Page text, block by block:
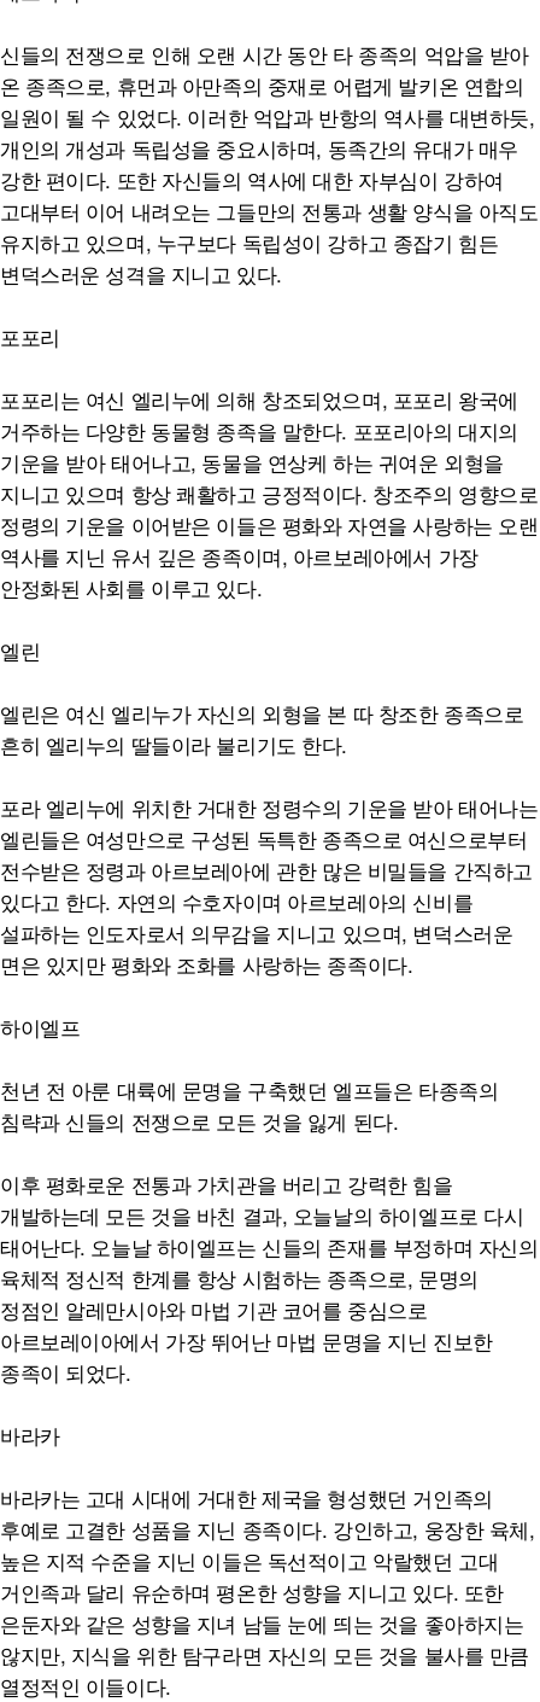
신들의 전쟁으로 인해 오랜 시간 동안 타 종족의 억압을 받아
온 종족으로, 휴먼과 아만족의 중재로 어렵게 발키온 연합의
일원이 될 수 있었다. 이러한 억압과 반항의 역사를 대변하듯,
개인의 개성과 독립성을 중요시하며, 동족간의 유대가 매우
강한 편이다. 또한 자신들의 역사에 대한 자부심이 강하여
고대부터 이어 내려오는 그들만의 전통과 생활 양식을 아직도
유지하고 있으며, 누구보다 독립성이 강하고 종잡기 힘든
변덕스러운 성격을 지니고 있다.
포포리
포포리는 여신 엘리누에 의해 창조되었으며, 포포리 왕국에
거주하는 다양한 동물형 종족을 말한다. 포포리아의 대지의
기운을 받아 태어나고, 동물을 연상케 하는 귀여운 외형을
지니고 있으며 항상 쾌활하고 긍정적이다. 창조주의 영향으로
정령의 기운을 이어받은 이들은 평화와 자연을 사랑하는 오랜
역사를 지닌 유서 깊은 종족이며, 아르보레아에서 가장
안정화된 사회를 이루고 있다.
엘린
엘린은 여신 엘리누가 자신의 외형을 본 따 창조한 종족으로
흔히 엘리누의 딸들이라 불리기도 한다.
포라 엘리누에 위치한 거대한 정령수의 기운을 받아 태어나는
엘린들은 여성만으로 구성된 독특한 종족으로 여신으로부터
전수받은 정령과 아르보레아에 관한 많은 비밀들을 간직하고
있다고 한다. 자연의 수호자이며 아르보레아의 신비를
설파하는 인도자로서 의무감을 지니고 있으며, 변덕스러운
면은 있지만 평화와 조화를 사랑하는 종족이다.
하이엘프
천년 전 아룬 대륙에 문명을 구축했던 엘프들은 타종족의
침략과 신들의 전쟁으로 모든 것을 잃게 된다.
이후 평화로운 전통과 가치관을 버리고 강력한 힘을
개발하는데 모든 것을 바친 결과, 오늘날의 하이엘프로 다시
태어난다. 오늘날 하이엘프는 신들의 존재를 부정하며 자신의
육체적 정신적 한계를 항상 시험하는 종족으로, 문명의
정점인 알레만시아와 마법 기관 코어를 중심으로
아르보레이아에서 가장 뛰어난 마법 문명을 지닌 진보한
종족이 되었다.
바라카
바라카는 고대 시대에 거대한 제국을 형성했던 거인족의
후예로 고결한 성품을 지닌 종족이다. 강인하고, 웅장한 육체,
높은 지적 수준을 지닌 이들은 독선적이고 악랄했던 고대
거인족과 달리 유순하며 평온한 성향을 지니고 있다. 또한
은둔자와 같은 성향을 지녀 남들 눈에 띄는 것을 좋아하지는
않지만, 지식을 위한 탐구라면 자신의 모든 것을 불사를 만큼
열정적인 이들이다.